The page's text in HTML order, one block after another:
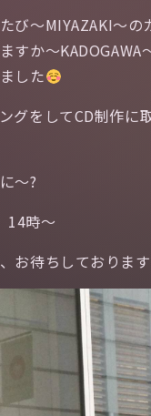
び〜MIYAZAKI〜の
すか〜KADOGAWA
した
グをしてCD制作に
〜?
14時〜
お待ちしておりま